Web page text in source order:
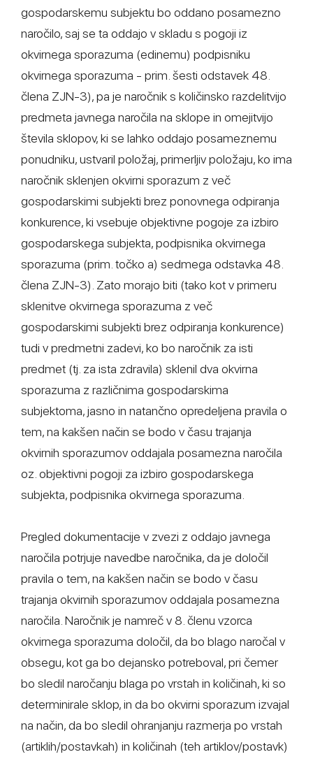
gospodarskemu subjektu bo oddano posamezno
naročilo, saj se ta oddajo v skladu s pogoji iz
okvirnega sporazuma (edinemu) podpisniku
okvirnega sporazuma - prim. šesti odstavek 48.
člena ZJN-3), pa je naročnik s količinsko razdelitvijo
predmeta javnega naročila na sklope in omejitvijo
števila sklopov, ki se lahko oddajo posameznemu
ponudniku, ustvaril položaj, primerljiv položaju, ko ima
naročnik sklenjen okvirni sporazum z več
gospodarskimi subjekti brez ponovnega odpiranja
konkurence, ki vsebuje objektivne pogoje za izbiro
gospodarskega subjekta, podpisnika okvirnega
sporazuma (prim. točko a) sedmega odstavka 48.
člena ZJN-3). Zato morajo biti (tako kot v primeru
sklenitve okvirnega sporazuma z več
gospodarskimi subjekti brez odpiranja konkurence)
tudi v predmetni zadevi, ko bo naročnik za isti
predmet (tj. za ista zdravila) sklenil dva okvirna
sporazuma z različnima gospodarskima
subjektoma, jasno in natančno opredeljena pravila o
tem, na kakšen način se bodo v času trajanja
okvirnih sporazumov oddajala posamezna naročila
oz. objektivni pogoji za izbiro gospodarskega
subjekta, podpisnika okvirnega sporazuma.
Pregled dokumentacije v zvezi z oddajo javnega
naročila potrjuje navedbe naročnika, da je določil
pravila o tem, na kakšen način se bodo v času
trajanja okvirnih sporazumov oddajala posamezna
naročila. Naročnik je namreč v 8. členu vzorca
okvirnega sporazuma določil, da bo blago naročal v
obsegu, kot ga bo dejansko potreboval, pri čemer
bo sledil naročanju blaga po vrstah in količinah, ki so
determinirale sklop, in da bo okvirni sporazum izvajal
na način, da bo sledil ohranjanju razmerja po vrstah
(artiklih/postavkah) in količinah (teh artiklov/postavk)